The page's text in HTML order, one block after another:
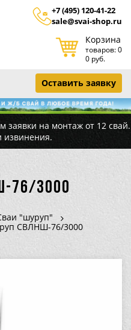
+7 (495) 120-41-22
sale@svai-shop.ru
Корзина
товаров: 0
0 руб.
Оставить заявку
на монтаж от 12 свай.
извинения.
76/3000
"шуруп"
СВЛНШ-76/3000